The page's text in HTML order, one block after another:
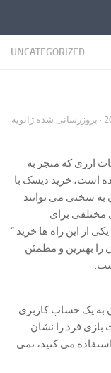
UNCATEGORIZED
· بروزرسانی شده ژانویه
ارزی که منجر به
است، خرید دیسک با
به سختی می توانند
مختلفی برای
از این راه ها خرید “
را بهترین و مطمئن
به یک حساب کاربری
بازی فرد را نشان
می کنید، نمی